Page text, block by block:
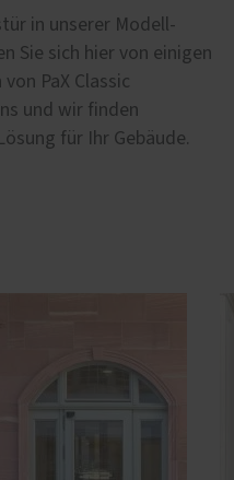
in unserer Modell-
Sie sich hier von einigen
PaX Classic
und wir finden
für Ihr Gebäude.